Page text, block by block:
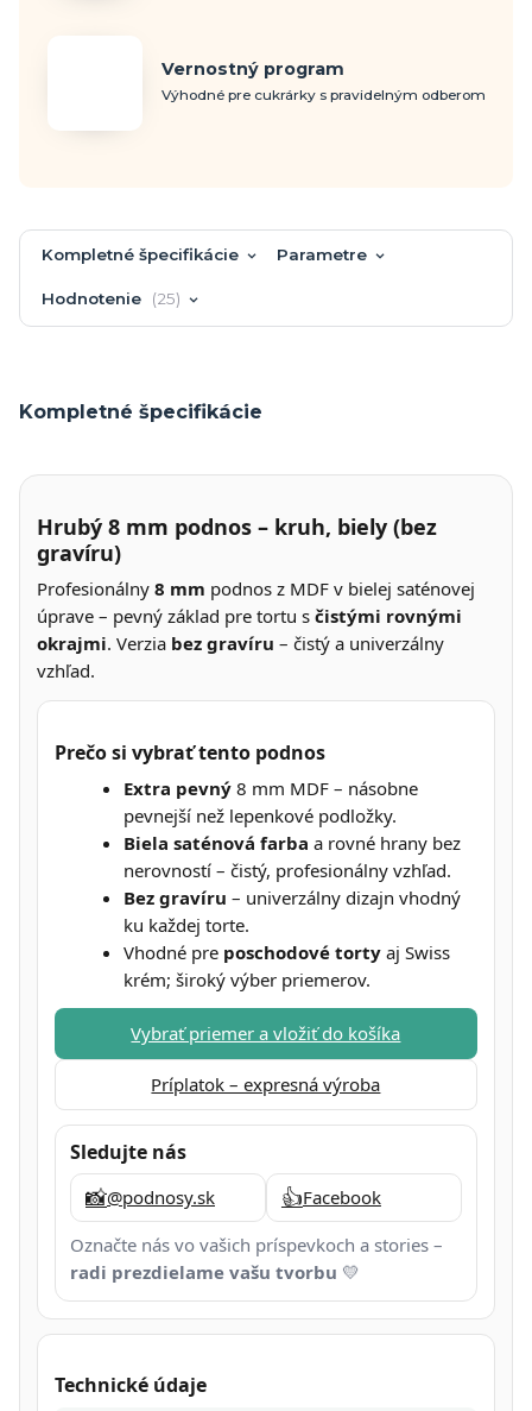
Vernostný program
Výhodné pre cukrárky s pravidelným odberom
Kompletné špecifikácie Parametre
Hodnotenie 25
Kompletné špecifikácie
Hrubý 8 mm podnos – kruh, biely (bez
gravíru)
Profesionálny 8 mm podnos z MDF v bielej saténovej
úprave – pevný základ pre tortu s čistými rovnými
okrajmi. Verzia bez gravíru – čistý a univerzálny
vzhľad.
Prečo si vybrať tento podnos
Extra pevný 8 mm MDF – násobne
pevnejší než lepenkové podložky.
Biela saténová farba a rovné hrany bez
nerovností – čistý, profesionálny vzhľad.
Bez gravíru – univerzálny dizajn vhodný
ku každej torte.
Vhodné pre poschodové torty aj Swiss
krém; široký výber priemerov.
Vybrať priemer a vložiť do košíka
Príplatok – expresná výroba
Sledujte nás
📸@podnosy.sk 👍Facebook
Označte nás vo vašich príspevkoch a stories –
radi prezdielame vašu tvorbu 💛
Technické údaje